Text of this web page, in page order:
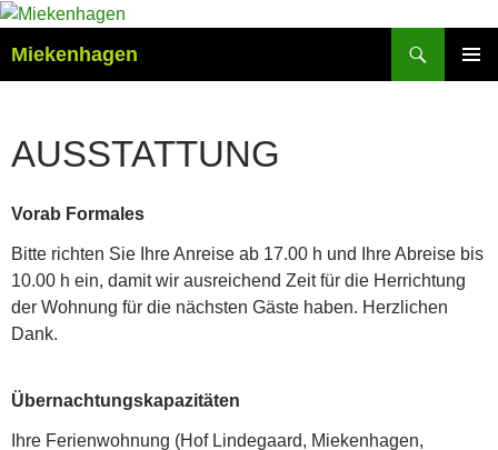
Zum
springen
Miekenhagen
AUSSTATTUNG
Vorab Formales
Bitte richten Sie Ihre Anreise ab 17.00 h und Ihre Abreise bis
10.00 h ein, damit wir ausreichend Zeit für die Herrichtung
der Wohnung für die nächsten Gäste haben. Herzlichen
Dank.
Übernachtungskapazitäten
Ihre Ferienwohnung (Hof Lindegaard, Miekenhagen,